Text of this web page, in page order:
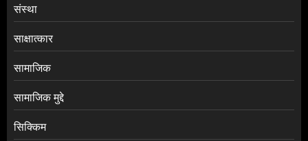
संस्था
साक्षात्कार
सामाजिक
सामाजिक मुद्दे
सिक्किम